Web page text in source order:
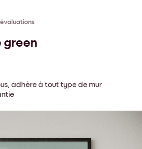
green
adhère à tout type de mur